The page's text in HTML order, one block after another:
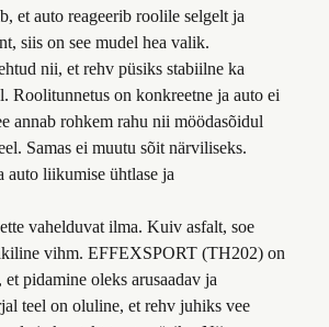
et auto reageerib roolile selgelt ja
siis on see mudel hea valik.
nii, et rehv püsiks stabiilne ka
Roolitunnetus on konkreetne ja auto ei
annab rohkem rahu nii möödasõidul
Samas ei muutu sõit närviliseks.
auto liikumise ühtlase ja
vahelduvat ilma. Kuiv asfalt, soe
vihm. EFFEXSPORT (TH202) on
pidamine oleks arusaadav ja
teel on oluline, et rehv juhiks vee